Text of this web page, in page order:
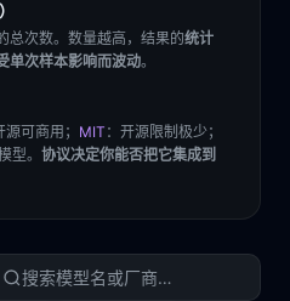
总次数。数量越高，结果的统计
单次样本影响而波动。
可商用； MIT ：开源限制极少；
型。 协议决定你能否把它集成到